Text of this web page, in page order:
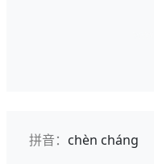
拼音： chèn cháng